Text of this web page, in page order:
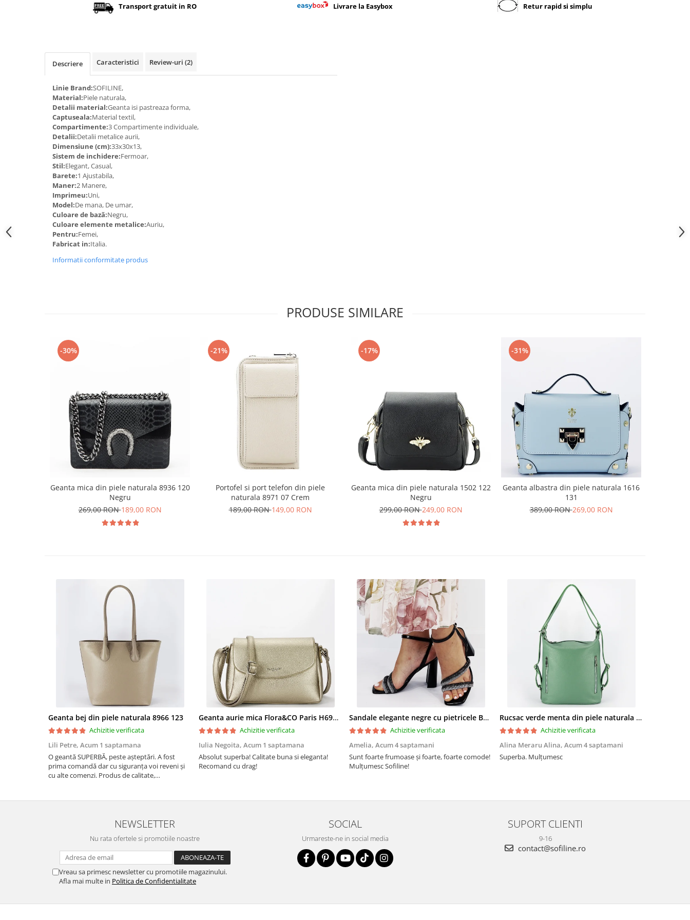
Transport gratuit in RO Livrare la Easybox Retur rapid si simplu
Descriere Caracteristici Review-uri (2)
Linie Brand:SOFILINE,
Material:Piele naturala,
Detalii material:Geanta isi pastreaza forma,
Captuseala:Material textil,
Compartimente:3 Compartimente individuale,
Detalii:Detalii metalice aurii,
Dimensiune (cm):33x30x13,
Sistem de inchidere:Fermoar,
Stil:Elegant, Casual,
Barete:1 Ajustabila,
Maner:2 Manere,
Imprimeu:Uni,
Model:De mana, De umar,
Culoare de bază:Negru,
Culoare elemente metalice:Auriu,
Pentru:Femei,
Fabricat in:Italia.
Informatii conformitate produs
PRODUSE SIMILARE
-30%
Geanta mica din piele naturala 8936 120
Negru
269,00 RON189,00 RON
-21%
Portofel si port telefon din piele
naturala 8971 07 Crem
189,00 RON149,00 RON
-17%
Geanta mica din piele naturala 1502 122
Negru
299,00 RON249,00 RON
-31%
Geanta albastra din piele naturala 1616
131
389,00 RON269,00 RON
Geanta bej din piele naturala 8966 123
Achizitie verificata
Lili Petre, Acum 1 saptamana
O geantă SUPERBĂ, peste așteptări. A fost
prima comandă dar cu siguranța voi reveni și
cu alte comenzi. Produs de calitate,
SOFILINE!!!
Geanta aurie mica Flora&CO Paris H6930 16
Achizitie verificata
Iulia Negoita, Acum 1 saptamana
Absolut superba! Calitate buna si eleganta!
Recomand cu drag!
Sandale elegante negre cu pietricele BZF8778 M12
Achizitie verificata
Amelia, Acum 4 saptamani
Sunt foarte frumoase şi foarte, foarte comode!
Mulţumesc Sofiline!
Rucsac verde menta din piele naturala 2 in 1 Lucia 121
Achizitie verificata
Alina Meraru Alina, Acum 4 saptamani
Superba. Mulțumesc
NEWSLETTER
Nu rata ofertele si promotiile noastre
Vreau sa primesc newsletter cu promotiile magazinului.
Afla mai multe in Politica de Confidentialitate
SOCIAL
Urmareste-ne in social media
SUPORT CLIENTI
9-16
contact@sofiline.ro